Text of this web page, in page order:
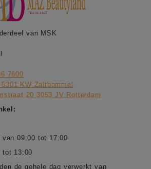
van MSK
7600
KW Zaltbommel
20 3053 JV Rotterdam
09:00 tot 17:00
tot 13:00
de gehele dag verwerkt van